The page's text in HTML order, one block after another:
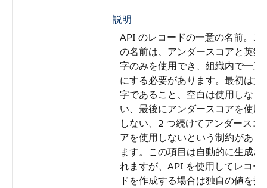
説明
API のレコードの一意の名前。こ
の名前は、アンダースコアと英数
字のみを使用でき、組織内で一意
にする必要があります。最初は文
字であること、空白は使用しな
い、最後にアンダースコアを使用
しない、2 つ続けてアンダースコ
アを使用しないという制約があり
ます。この項目は自動的に生成さ
れますが、API を使用してレコー
ドを作成する場合は独自の値を指